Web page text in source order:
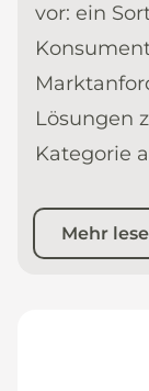
vor: ein
Lösungen
Kategorie
Mehr